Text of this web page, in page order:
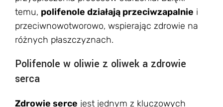
temu, polifenole działają przeciwzapalnie i
przeciwnowotworowo, wspierając zdrowie na
różnych płaszczyznach.
Polifenole w oliwie z oliwek a zdrowie
serca
Zdrowie serce jest jednym z kluczowych